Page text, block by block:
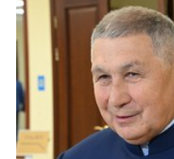
Чукотский
автономный
округ
Курская область
Республика
Дагестан
0,00